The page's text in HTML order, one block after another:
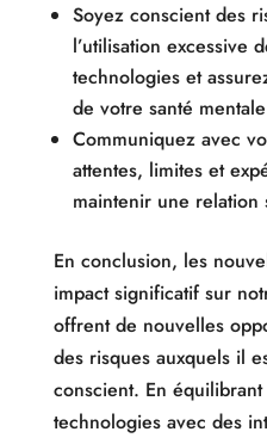
Soyez conscient des
l’utilisation excessive
technologies et
de votre santé
Communiquez avec
attentes, limites et
maintenir une relation
En conclusion, les
impact significatif sur
offrent de nouvelles
des risques auxquels il
conscient. En
technologies avec des